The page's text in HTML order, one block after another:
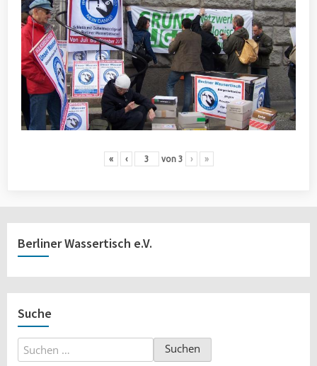
« ‹ von 3 › »
Berliner Wassertisch e.V.
Suche
Suchen
nach: